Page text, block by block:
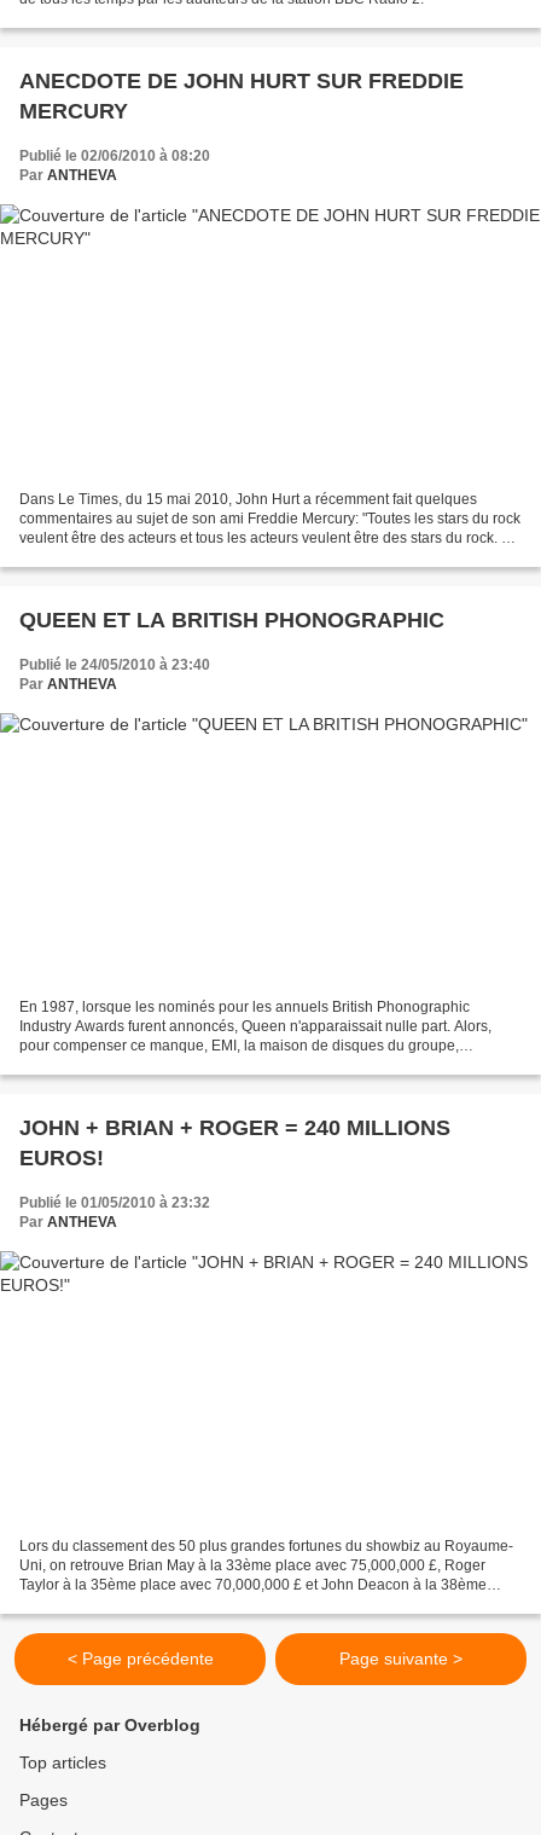
ANECDOTE DE JOHN HURT SUR FREDDIE
MERCURY
Publié le 02/06/2010 à 08:20
Par ANTHEVA
Dans Le Times, du 15 mai 2010, John Hurt a récemment fait quelques
commentaires au sujet de son ami Freddie Mercury: "Toutes les stars du rock
veulent être des acteurs et tous les acteurs veulent être des stars du rock. Et
QUEEN ET LA BRITISH PHONOGRAPHIC
Publié le 24/05/2010 à 23:40
Par ANTHEVA
En 1987, lorsque les nominés pour les annuels British Phonographic
Industry Awards furent annoncés, Queen n'apparaissait nulle part. Alors,
pour compenser ce manque, EMI, la maison de disques du groupe,
JOHN + BRIAN + ROGER = 240 MILLIONS
EUROS!
Publié le 01/05/2010 à 23:32
Par ANTHEVA
Lors du classement des 50 plus grandes fortunes du showbiz au Royaume-
Uni, on retrouve Brian May à la 33ème place avec 75,000,000 £, Roger
Taylor à la 35ème place avec 70,000,000 £ et John Deacon à la 38ème
< Page précédente Page suivante >
Hébergé par Overblog
Top articles
Pages